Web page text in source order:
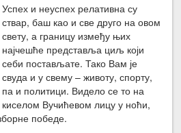
Успех и неуспех релативна су
ствар, баш као и све друго на овом
свету, а границу између њих
најчешће представља циљ који
себи постављате. Тако Вам је
свуда и у свему – животу, спорту,
па и политици. Видело се то на
киселом Вучићевом лицу у ноћи,
победе.